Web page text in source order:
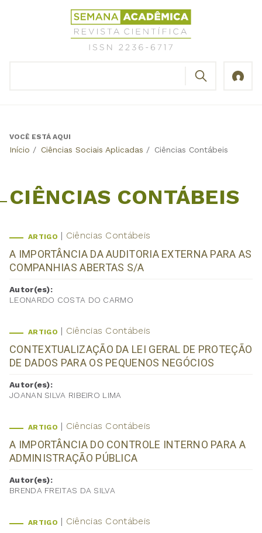
Revista
Científica
Semana
Back
VOCÊ ESTÁ AQUI
Início / Ciências Sociais Aplicadas / Ciências Contábeis
CIÊNCIAS CONTÁBEIS
ARTIGO Ciências Contábeis
A IMPORTÂNCIA DA AUDITORIA EXTERNA PARA AS
COMPANHIAS ABERTAS S/A
Autor(es):
LEONARDO COSTA DO CARMO
ARTIGO Ciências Contábeis
CONTEXTUALIZAÇÃO DA LEI GERAL DE PROTEÇÃO
DE DADOS PARA OS PEQUENOS NEGÓCIOS
Autor(es):
JOANAN SILVA RIBEIRO LIMA
ARTIGO Ciências Contábeis
A IMPORTÂNCIA DO CONTROLE INTERNO PARA A
ADMINISTRAÇÃO PÚBLICA
Autor(es):
BRENDA FREITAS DA SILVA
ARTIGO Ciências Contábeis